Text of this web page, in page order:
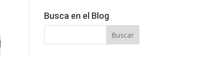
Busca en el Blog